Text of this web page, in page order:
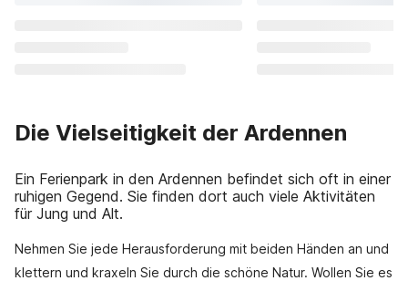
Die Vielseitigkeit der Ardennen
Ein Ferienpark in den Ardennen befindet sich oft in einer
ruhigen Gegend. Sie finden dort auch viele Aktivitäten
für Jung und Alt.
Nehmen Sie jede Herausforderung mit beiden Händen an und
klettern und kraxeln Sie durch die schöne Natur. Wollen Sie es